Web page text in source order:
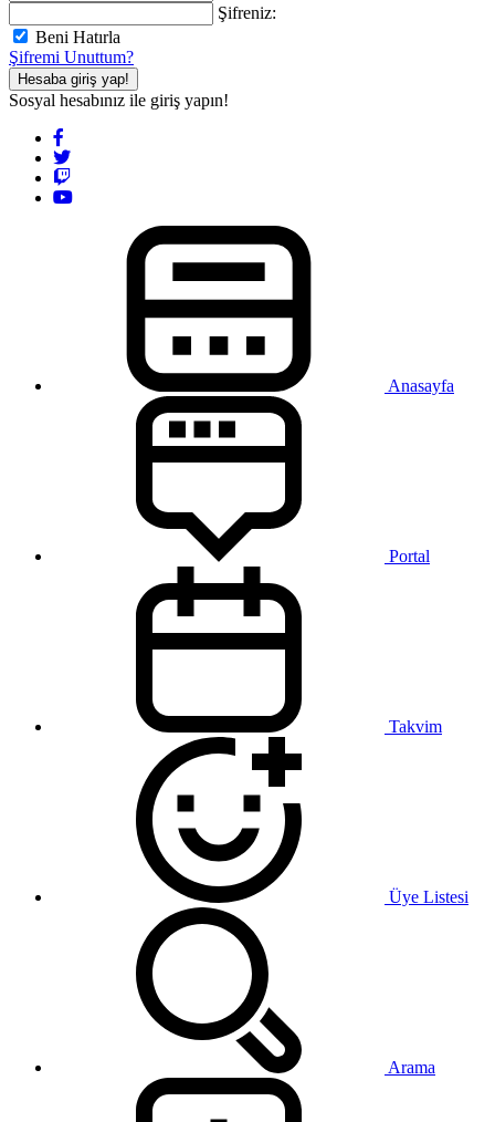
Şifreniz:
Beni Hatırla
Şifremi Unuttum?
Hesaba giriş yap!
Sosyal hesabınız ile giriş yapın!
Anasayfa
Portal
Takvim
Üye Listesi
Arama